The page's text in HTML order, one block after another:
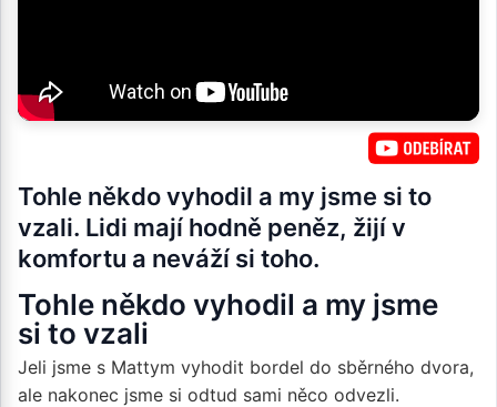
Tohle někdo vyhodil a my jsme si to
vzali. Lidi mají hodně peněz, žijí v
komfortu a neváží si toho.
Tohle někdo vyhodil a my jsme
si to vzali
Jeli jsme s Mattym vyhodit bordel do sběrného dvora,
ale nakonec jsme si odtud sami něco odvezli.